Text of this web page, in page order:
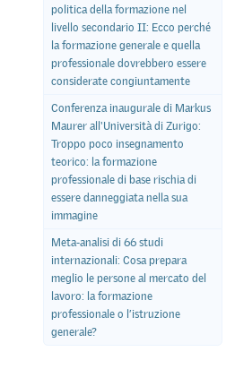
politica della formazione nel
livello secondario II: Ecco perché
la formazione generale e quella
professionale dovrebbero essere
considerate congiuntamente
Conferenza inaugurale di Markus
Maurer all'Università di Zurigo:
Troppo poco insegnamento
teorico: la formazione
professionale di base rischia di
essere danneggiata nella sua
immagine
Meta-analisi di 66 studi
internazionali: Cosa prepara
meglio le persone al mercato del
lavoro: la formazione
professionale o l’istruzione
generale?